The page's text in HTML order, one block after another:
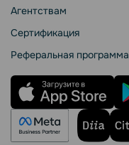
Агентствам
Сертификация
Реферальная программа